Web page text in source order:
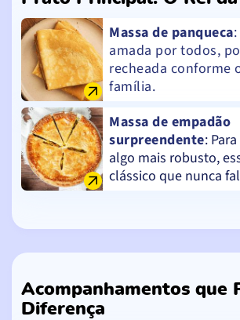
Massa de panqueca
amada por todos,
recheada conforme
família.
Massa de empadão
surpreendente:
algo mais robusto,
clássico que nunca
Acompanhamentos que
Diferença